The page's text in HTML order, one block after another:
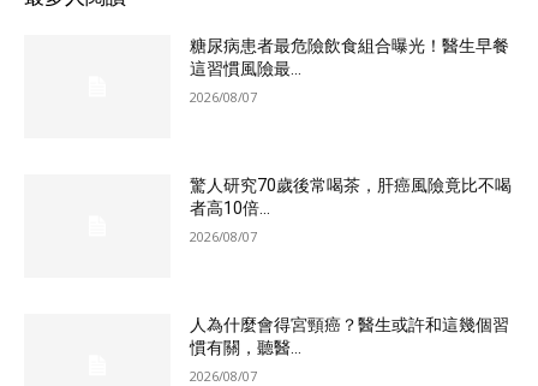
糖尿病患者最危險飲食組合曝光！醫生早餐
這習慣風險最...
2026/08/07
驚人研究70歲後常喝茶，肝癌風險竟比不喝
者高10倍...
2026/08/07
人為什麼會得宮頸癌？醫生或許和這幾個習
慣有關，聽醫...
2026/08/07